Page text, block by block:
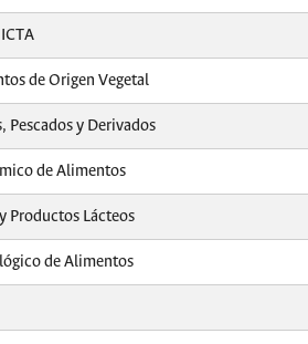
de Origen Vegetal
Pescados y Derivados
de Alimentos
Productos Lácteos
de Alimentos